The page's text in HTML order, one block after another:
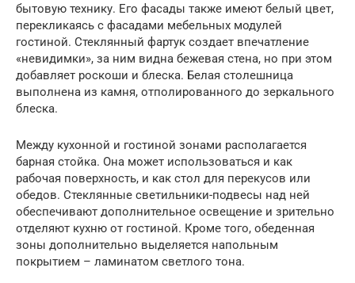
бытовую технику. Его фасады также имеют белый цвет,
перекликаясь с фасадами мебельных модулей
гостиной. Стеклянный фартук создает впечатление
«невидимки», за ним видна бежевая стена, но при этом
добавляет роскоши и блеска. Белая столешница
выполнена из камня, отполированного до зеркального
блеска.
Между кухонной и гостиной зонами располагается
барная стойка. Она может использоваться и как
рабочая поверхность, и как стол для перекусов или
обедов. Стеклянные светильники-подвесы над ней
обеспечивают дополнительное освещение и зрительно
отделяют кухню от гостиной. Кроме того, обеденная
зоны дополнительно выделяется напольным
покрытием – ламинатом светлого тона.